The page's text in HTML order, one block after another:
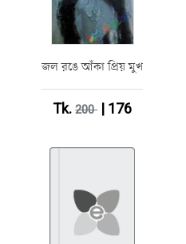
জল রঙে আঁকা প্রিয় মুখ
Tk.200| 176